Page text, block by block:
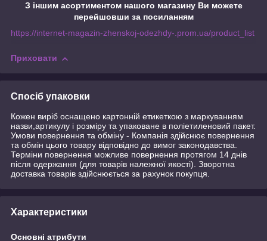
З іншим асортиментом нашого магазину Ви можете
перейшовши за посиланням
https://internet-magazin-zhenskoj-odezhdy-.prom.ua/product_list
Приховати
Спосіб упаковки
Кожен виріб оснащено картонній етикеткою з маркуванням
назви,артикулу і розміру та упаковане в поліетиленовий пакет.
Умови повернення та обміну - Компанія здійснює повернення
та обмін цього товару відповідно до вимог законодавства.
Терміни повернення можливе повернення протягом 14 днів
після одержання (для товарів належної якості). Зворотна
доставка товарів здійснюється за рахунок покупця.
Характеристики
Основні атрибути